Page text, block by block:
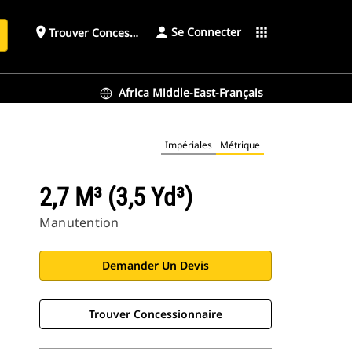
place Trouver ConcessionnaireSe Connecter apps
Africa Middle-East-Français
Impériales Métrique
2,7 M³ (3,5 Yd³)
Manutention
Demander Un Devis
Trouver Concessionnaire